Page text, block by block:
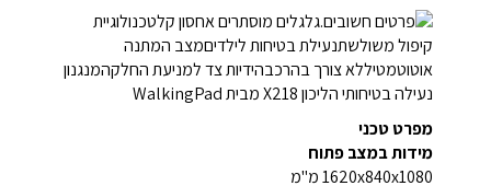
מפרט טכני
מידות במצב פתוח
1620x840x1080 מ"מ